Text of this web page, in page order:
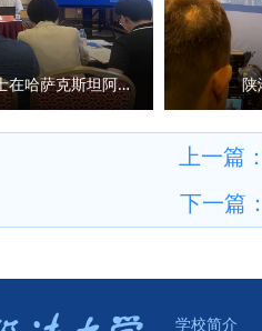
宗教工作的重要性、当前宗教工
合作等方面进行发言。中心研究
安全学院（反恐怖主义法学院）
国际法学院张光耀博士在哈萨克斯坦阿拉木图开展科研与社会服务活动 陕
上一篇：
下一篇：
学校简介